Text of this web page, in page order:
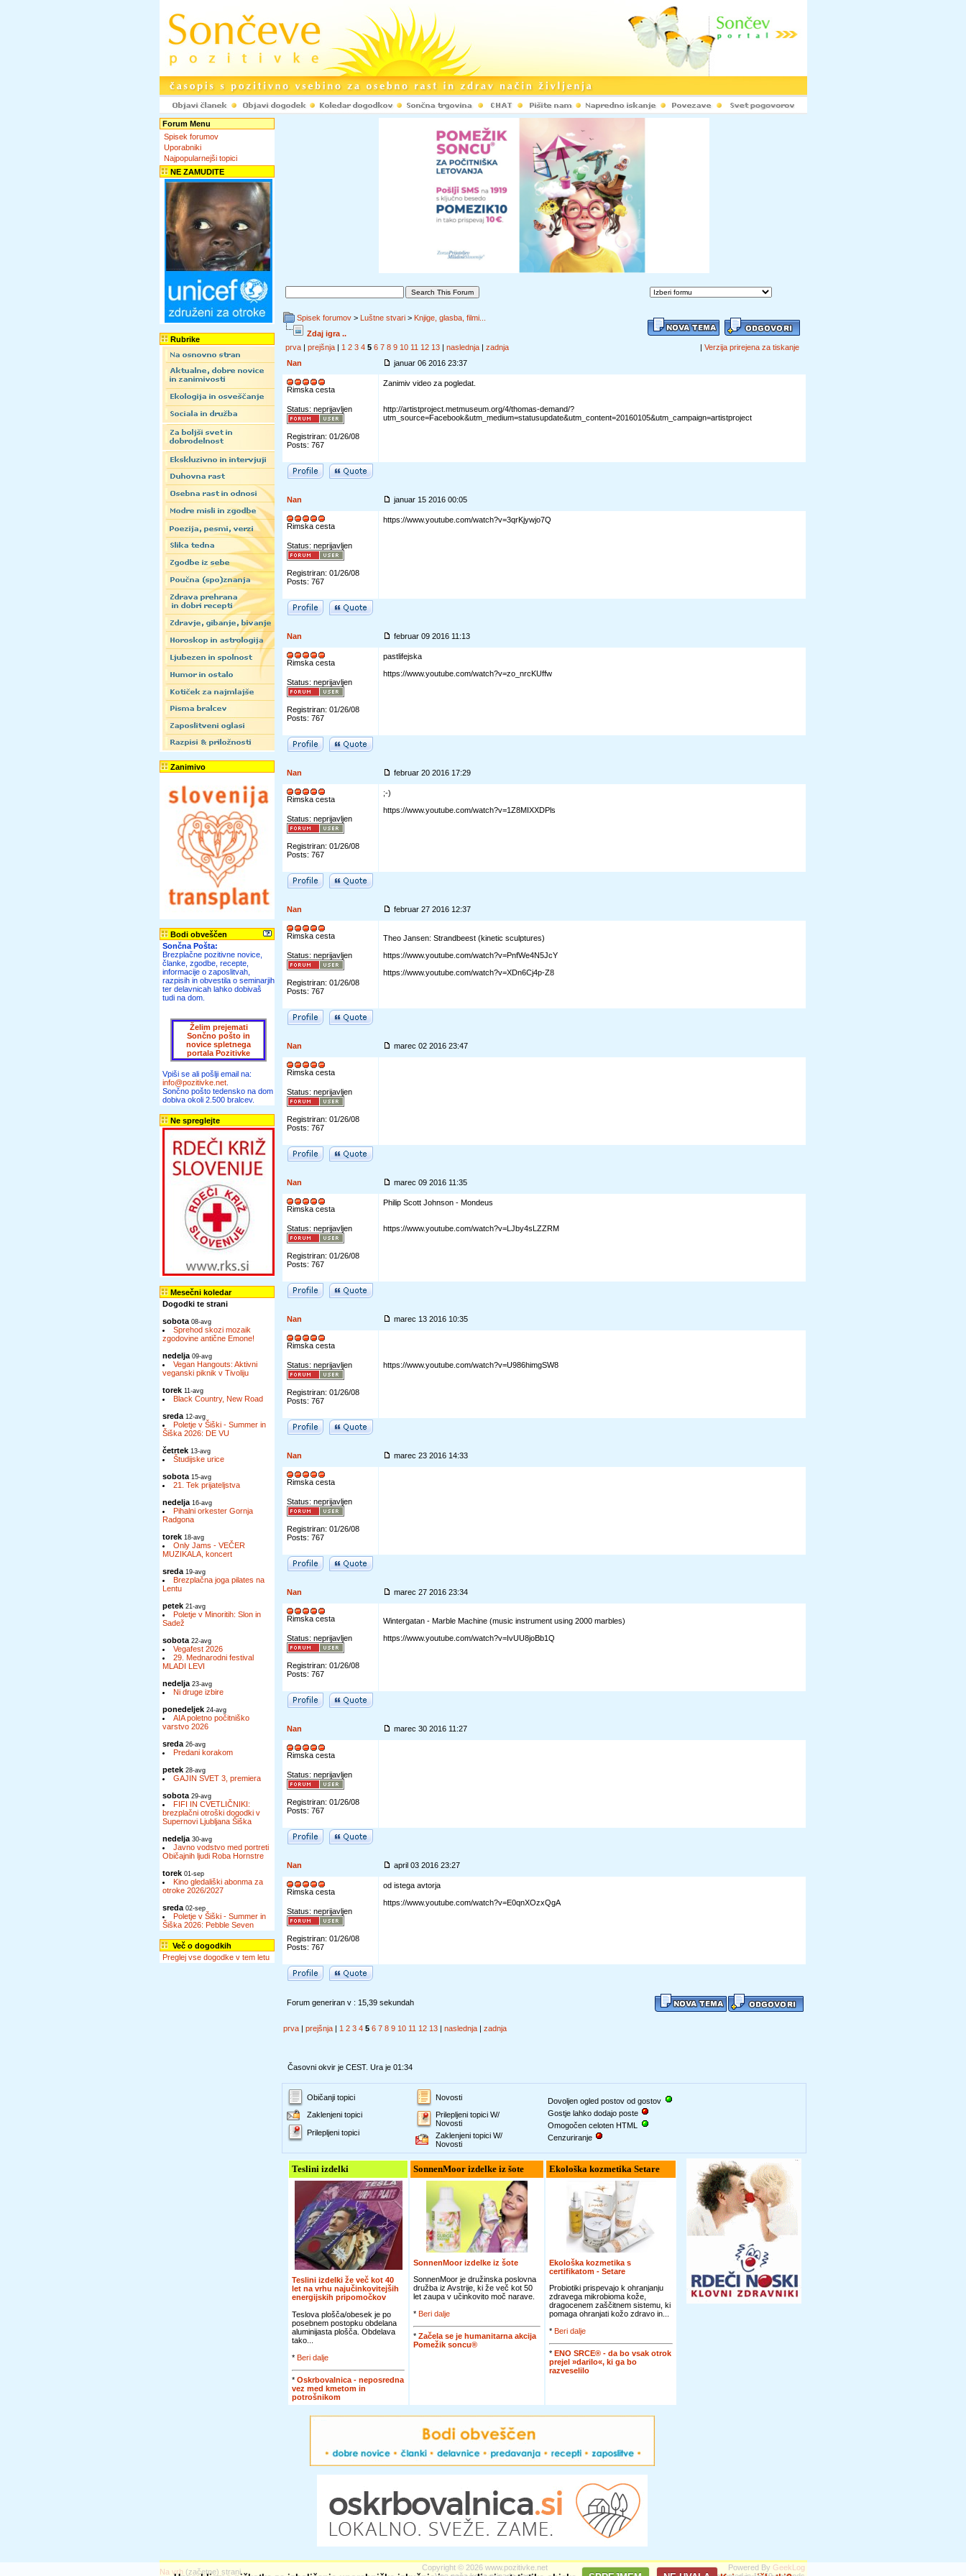
Forum Menu
Spisek forumov
Uporabniki
Najpopularnejši topici
NE ZAMUDITE
Rubrike
Zanimivo
Bodi obveščen
Sončna Pošta:
Brezplačne pozitivne novice,
članke, zgodbe, recepte,
informacije o zaposlitvah,
razpisih in obvestila o seminarjih
ter delavnicah lahko dobivaš
tudi na dom.
Želim prejemati
Sončno pošto in
novice spletnega
portala Pozitivke
Vpiši se ali pošlji email na:
info@pozitivke.net
Sončno pošto tedensko na dom
dobiva okoli 2.500 bralcev.
Ne spreglejte
Mesečni koledar
Dogodki te strani
sobota 08-avg
Sprehod skozi mozaik
zgodovine antične Emone!
nedelja 09-avg
Vegan Hangouts: Aktivni
veganski piknik v Tivoliju
torek 11-avg
Black Country, New Road
sreda 12-avg
Poletje v Šiški - Summer in
Šiška 2026: DE VU
četrtek 13-avg
Študijske urice
sobota 15-avg
21. Tek prijateljstva
nedelja 16-avg
Pihalni orkester Gornja
Radgona
torek 18-avg
Only Jams - VEČER
MUZIKALA, koncert
sreda 19-avg
Brezplačna joga pilates na
Lentu
petek 21-avg
Poletje v Minoritih: Slon in
Sadež
sobota 22-avg
Vegafest 2026
29. Mednarodni festival
MLADI LEVI
nedelja 23-avg
Ni druge izbire
ponedeljek 24-avg
AIA poletno počitniško
varstvo 2026
sreda 26-avg
Predani korakom
petek 28-avg
GAJIN SVET 3, premiera
sobota 29-avg
FIFI IN CVETLIČNIKI:
brezplačni otroški dogodki v
Supernovi Ljubljana Šiška
nedelja 30-avg
Javno vodstvo med portreti
Običajnih ljudi Roba Hornstre
torek 01-sep
Kino gledališki abonma za
otroke 2026/2027
sreda 02-sep
Poletje v Šiški - Summer in
Šiška 2026: Pebble Seven
Več o dogodkih
Preglej vse dogodke v tem letu
Spisek forumov > Luštne stvari > Knjige, glasba, filmi...
Zdaj igra ..
prva | prejšnja | 1 2 3 4 5 6 7 8 9 10 11 12 13 | naslednja | zadnja | Verzija prirejena za tiskanje
Nan
januar 06 2016 23:37
Rimska cesta
Status: neprijavljen
Registriran: 01/26/08
Posts: 767
Zanimiv video za pogledat.
http://artistproject.metmuseum.org/4/thomas-demand/?
utm_source=Facebook&utm_medium=statusupdate&utm_content=20160105&utm_campaign=artistproject
Nan januar 15 2016 00:05
Rimska cesta
Status: neprijavljen
Registriran: 01/26/08
Posts: 767
https://www.youtube.com/watch?v=3qrKjywjo7Q
Nan februar 09 2016 11:13
Rimska cesta
Status: neprijavljen
Registriran: 01/26/08
Posts: 767
pastlifejska
https://www.youtube.com/watch?v=zo_nrcKUffw
Nan februar 20 2016 17:29
Rimska cesta
Status: neprijavljen
Registriran: 01/26/08
Posts: 767
;-)
https://www.youtube.com/watch?v=1Z8MIXXDPls
Nan februar 27 2016 12:37
Rimska cesta
Status: neprijavljen
Registriran: 01/26/08
Posts: 767
Theo Jansen: Strandbeest (kinetic sculptures)
https://www.youtube.com/watch?v=PnfWe4N5JcY
https://www.youtube.com/watch?v=XDn6Cj4p-Z8
Nan marec 02 2016 23:47
Rimska cesta
Status: neprijavljen
Registriran: 01/26/08
Posts: 767
Nan marec 09 2016 11:35
Rimska cesta
Status: neprijavljen
Registriran: 01/26/08
Posts: 767
Philip Scott Johnson - Mondeus
https://www.youtube.com/watch?v=LJby4sLZZRM
Nan marec 13 2016 10:35
Rimska cesta
Status: neprijavljen
Registriran: 01/26/08
Posts: 767
https://www.youtube.com/watch?v=U986himgSW8
Nan marec 23 2016 14:33
Rimska cesta
Status: neprijavljen
Registriran: 01/26/08
Posts: 767
Nan marec 27 2016 23:34
Rimska cesta
Status: neprijavljen
Registriran: 01/26/08
Posts: 767
Wintergatan - Marble Machine (music instrument using 2000 marbles)
https://www.youtube.com/watch?v=IvUU8joBb1Q
Nan marec 30 2016 11:27
Rimska cesta
Status: neprijavljen
Registriran: 01/26/08
Posts: 767
Nan april 03 2016 23:27
Rimska cesta
Status: neprijavljen
Registriran: 01/26/08
Posts: 767
od istega avtorja
https://www.youtube.com/watch?v=E0qnXOzxQgA
Forum generiran v : 15,39 sekundah
prva | prejšnja | 1 2 3 4 5 6 7 8 9 10 11 12 13 | naslednja | zadnja
Časovni okvir je CEST. Ura je 01:34
Običanji topici
Zaklenjeni topici
Prilepljeni topici
Novosti
Prilepljeni topici W/
Novosti
Zaklenjeni topici W/
Novosti
Dovoljen ogled postov od gostov
Gostje lahko dodajo poste
Omogočen celoten HTML
Cenzuriranje
Teslini izdelki
Teslini izdelki že več kot 40
let na vrhu najučinkovitejših
energijskih pripomočkov
Teslova plošča/obesek je po
posebnem postopku obdelana
aluminijasta plošča. Obdelava
tako...
* Beri dalje
* Oskrbovalnica - neposredna
vez med kmetom in
potrošnikom
SonnenMoor izdelke iz šote
SonnenMoor izdelke iz šote
SonnenMoor je družinska poslovna
družba iz Avstrije, ki že več kot 50
let zaupa v učinkovito moč narave.
* Beri dalje
* Začela se je humanitarna akcija
Pomežik soncu®
Ekološka kozmetika Setare
Ekološka kozmetika s
certifikatom - Setare
Probiotiki prispevajo k ohranjanju
zdravega mikrobioma kože,
dragocenem zaščitnem sistemu, ki
pomaga ohranjati kožo zdravo in...
* Beri dalje
* ENO SRCE® - da bo vsak otrok
prejel »darilo«, ki ga bo
razveselilo
Na vrh (začetne) strani
Copyright © 2026 www.pozitivke.net
Powered By GeekLog